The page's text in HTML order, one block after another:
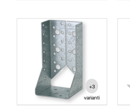
+3
varianti